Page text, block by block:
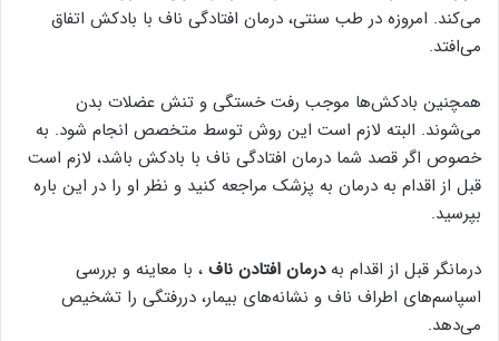
می‌کند. امروزه در طب سنتی، درمان افتادگی ناف با بادکش اتفاق
می‌افتد.
همچنین بادکش‌ها موجب رفت خستگی و تنش عضلات بدن
می‌شوند. البته لازم است این روش توسط متخصص انجام شود. به
خصوص اگر قصد شما درمان افتادگی ناف با بادکش باشد، لازم است
قبل از اقدام به درمان به پزشک مراجعه کنید و نظر او را در این باره
بپرسید.
درمانگر قبل از اقدام بهدرمان افتادن ناف ، با معاینه و بررسی
اسپاسم‌های اطراف ناف و نشانه‌های بیمار، دررفتگی را تشخیص
می‌دهد.